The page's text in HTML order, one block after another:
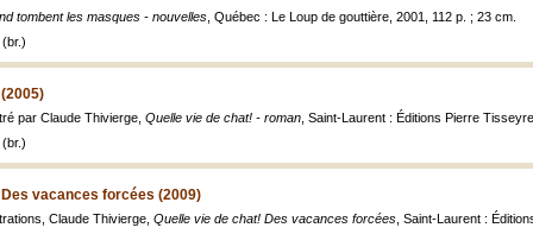
tombent les masques - nouvelles , Québec : Le Loup de gouttière, 2001, 112 p. ; 23 cm.
par Claude Thivierge, Quelle vie de chat! - roman , Saint-Laurent : Éditions Pierre
vacances forcées (2009)
Claude Thivierge, Quelle vie de chat! Des vacances forcées , Saint-Laurent :